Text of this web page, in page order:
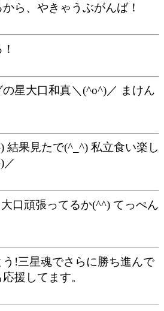
ら、やきゃうぶがんば！
星大口和真＼(^o^)／ まけん
結果見たで(^_^) 私立食い楽し
／
口頑張ってるか(^^) てっぺん
!三星魂でさらに勝ち進んで
援してます。